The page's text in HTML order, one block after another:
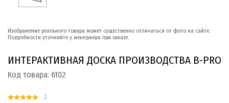
Изображение реального товара может существенно отличаться от фото на сайте.
Подробности уточняйте у менеджера при заказе.
ИНТЕРАКТИВНАЯ ДОСКА ПРОИЗВОДСТВА B-PRO
Код товара: 6102
2